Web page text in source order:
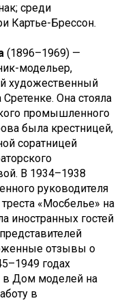
среди
Картье-Брессон.
(1896–1969) —
модельер,
художественный
Она стояла
промышленного
была крестницей,
соратницей
В 1934–1938
руководителя
«Мосбелье» на
иностранных гостей
отзывы о
годах
в Дом моделей на
в